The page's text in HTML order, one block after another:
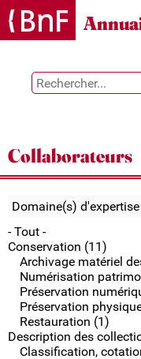
Gestion des cookies
Collaborateurs
Domaine(s) d'expertise
- Tout -
Conservation (11)
Archivage matériel
Numérisation
Préservation
Préservation
Restauration (1)
Description des
Classification,